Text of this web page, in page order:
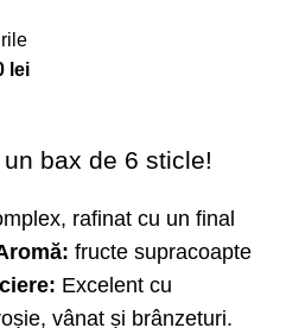
lei
bax de 6 sticle!
rafinat cu un final
fructe supracoapte
Excelent cu
vânat și brânzeturi.